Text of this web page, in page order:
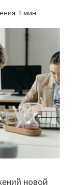
1 мин
новой